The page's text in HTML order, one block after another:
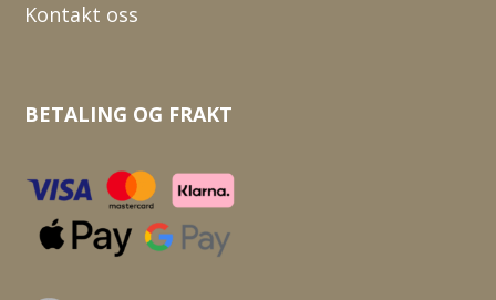
Kontakt oss
BETALING OG FRAKT